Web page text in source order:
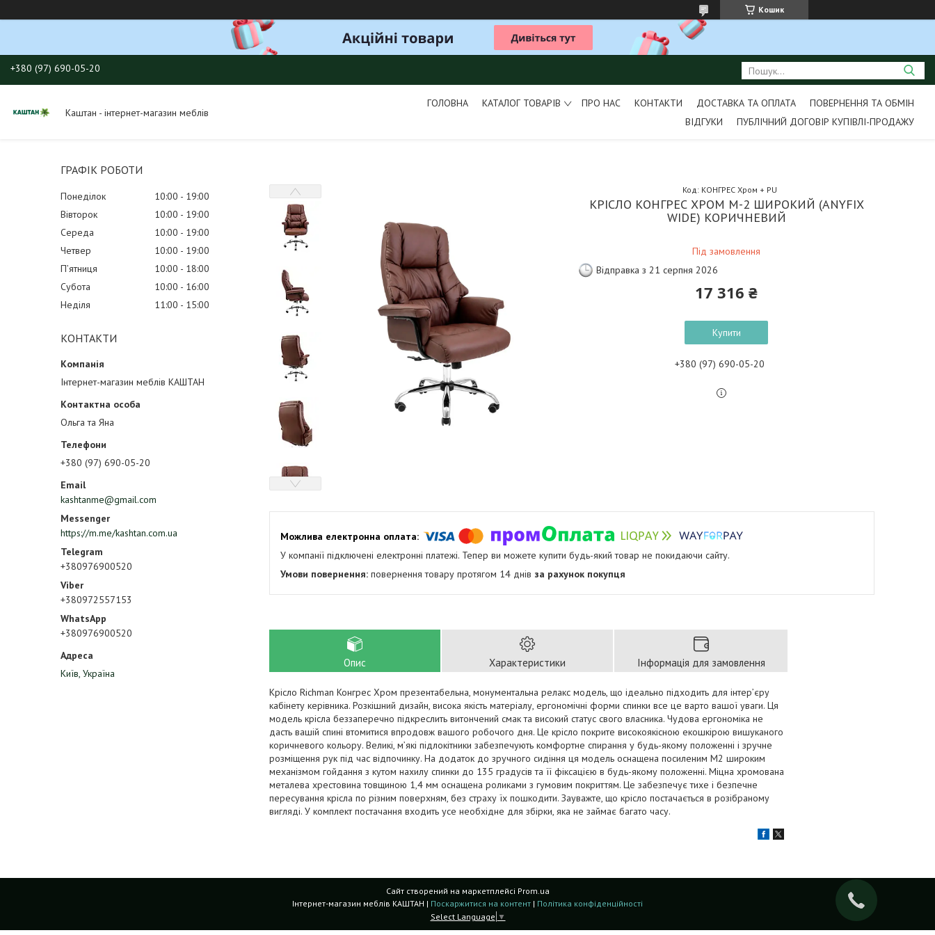
Кошик
+380 (97) 690-05-20
Каштан - інтернет-магазин меблів
ГОЛОВНА КАТАЛОГ ТОВАРІВ ПРО НАС КОНТАКТИ ДОСТАВКА ТА ОПЛАТА
ПОВЕРНЕННЯ ТА ОБМІН
ВІДГУКИ
ПУБЛІЧНИЙ ДОГОВІР КУПІВЛІ-ПРОДАЖУ
ГРАФІК РОБОТИ
Понеділок 10:00
19:00
Вівторок
10:00
19:00
Середа
10:00
19:00
Четвер
10:00
19:00
Пʼятниця
10:00
18:00
Субота
10:00
16:00
Неділя
11:00 15:00
КОНТАКТИ
Інтернет-магазин меблів КАШТАН
Ольга та Яна
+380 (97) 690-05-20
kashtanme@gmail.com
https://m.me/kashtan.com.ua
+380976900520
+380972557153
+380976900520
Київ, Україна
КРІСЛО КОНГРЕС ХРОМ M-2 ШИРОКИЙ (ANYFIX
WIDE) КОРИЧНЕВИЙ
Під замовлення
Код: КОНГРЕС Хром + PU
Відправка з 21 серпня 2026
17 316 ₴
Купити
+380 (97) 690-05-20
У компанії підключені електронні платежі. Тепер ви можете купити будь-який товар не покидаючи сайту.
повернення товару протягом 14 днів за рахунок покупця
Опис Характеристики Інформація для замовлення
Крісло Richman Конгрес Хром презентабельна, монументальна релакс модель, що ідеально підходить для інтер’єру
кабінету керівника. Розкішний дизайн, висока якість матеріалу, ергономічні форми спинки все це варто вашої уваги. Ця
модель крісла беззаперечно підкреслить витончений смак та високий статус свого власника. Чудова ергономіка не
дасть вашій спині втомитися впродовж вашого робочого дня. Це крісло покрите високоякісною екошкірою вишуканого
коричневого кольору. Великі, м’які підлокітники забезпечують комфортне спирання у будь-якому положенні і зручне
розміщення рук під час відпочинку. На додаток до зручного сидіння ця модель оснащена посиленим М2 широким
механізмом гойдання з кутом нахилу спинки до 135 градусів та її фіксацією в будь-якому положенні. Міцна хромована
металева хрестовина товщиною 1,4 мм оснащена роликами з гумовим покриттям. Це забезпечує тихе і безпечне
пересування крісла по різним поверхням, без страху їх пошкодити. Зауважте, що крісло постачається в розібраному
вигляді. У комплект постачання входить усе необхідне для збірки, яка не займає багато часу.
Сайт створений на маркетплейсі Prom.ua
Інтернет-магазин меблів КАШТАН | Поскаржитися на контент | Політика конфіденційності
Select Language ▼